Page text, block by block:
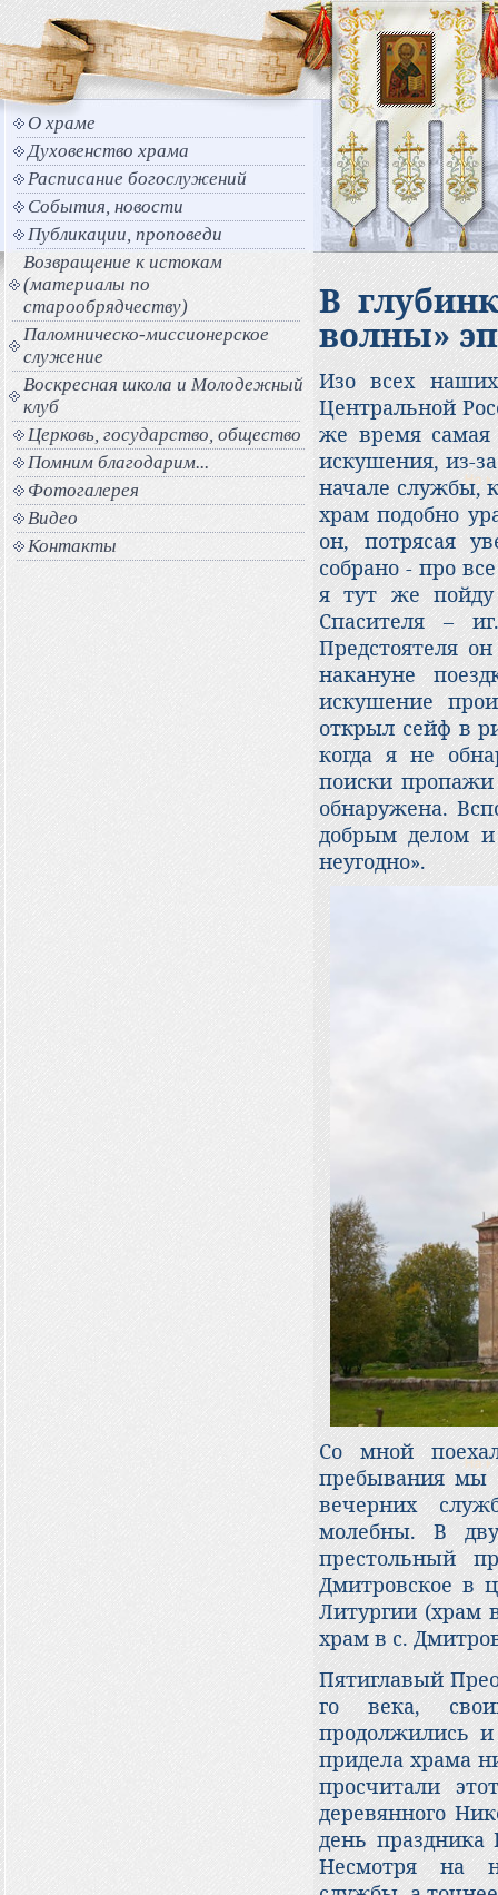
О храме
Духовенство храма
Расписание богослужений
События, новости
Публикации, проповеди
Возвращение к истокам
(материалы по
старообрядчеству)
Паломническо-миссионерское
служение
Воскресная школа и Молодежный
клуб
Церковь, государство, общество
Помним благодарим...
Фотогалерея
Видео
Контакты
В
волны»
Изо всех
Центральной
же время самая
искушения, из-
начале службы,
храм подобно
он, потрясая
собрано - про
я тут же
Спасителя –
Предстоятеля
накануне
искушение
открыл сейф в
когда я не
поиски
обнаружена.
добрым делом
неугодно».
Со мной
пребывания мы
вечерних
молебны. В
престольный
Дмитровское в
Литургии (храм
храм в с.
Пятиглавый
го века,
продолжились и
придела храма
просчитали
деревянного
день
Несмотря на